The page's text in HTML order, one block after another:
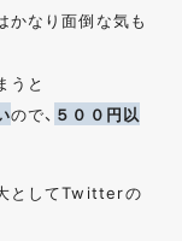
かなり面倒な気も
うと
ので、 ５００円以
としてTwitterの